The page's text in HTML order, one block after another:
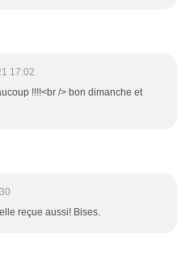
17:02
!!!!<br /> bon dimanche et
reçue aussi! Bises.